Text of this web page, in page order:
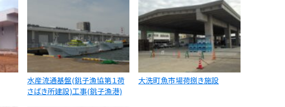
水産流通基盤(銚子漁協第１荷
さばき所建設)工事(銚子漁港)
大洗町魚市場荷捌き施設